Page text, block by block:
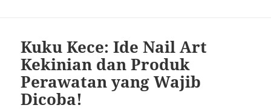
Kuku Kece: Ide Nail Art
Kekinian dan Produk
Perawatan yang Wajib
Dicoba!